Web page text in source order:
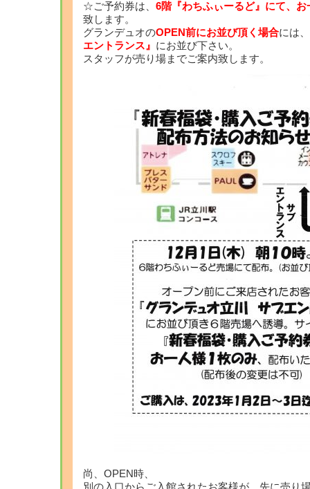
☆ご予約券は、 6階『わちふぃーるど』にて、お
致します。
グランデュオのOPEN前にお並び頂く場合には、
エントランス』 にお並び下さい。
スタッフが売り場までご案内致します。
尚、OPEN時、